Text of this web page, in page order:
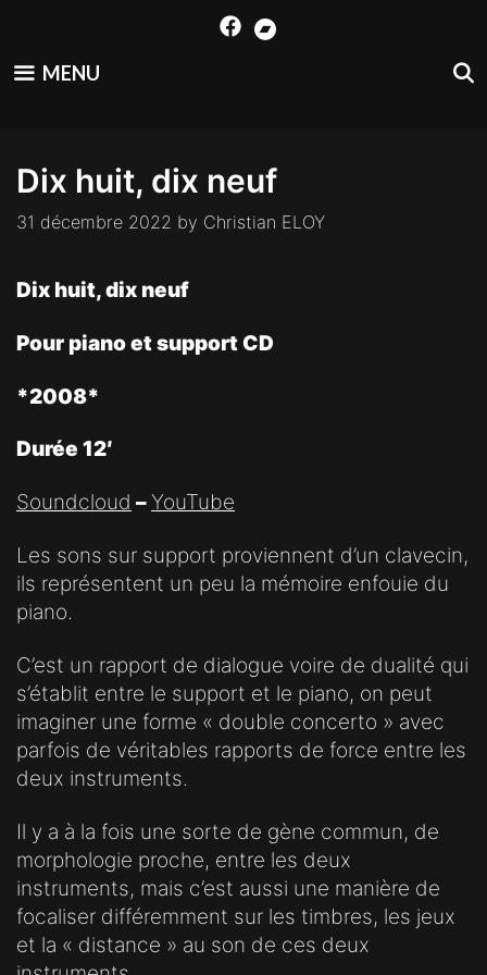
content
MENU
Dix huit, dix neuf
31 décembre 2022 by Christian ELOY
Dix huit, dix neuf
Pour piano et support CD
*2008*
Durée 12′
Soundcloud –YouTube
Les sons sur support proviennent d’un clavecin,
ils représentent un peu la mémoire enfouie du
piano.
C’est un rapport de dialogue voire de dualité qui
s’établit entre le support et le piano, on peut
imaginer une forme « double concerto » avec
parfois de véritables rapports de force entre les
deux instruments.
Il y a à la fois une sorte de gène commun, de
morphologie proche, entre les deux
instruments, mais c’est aussi une manière de
focaliser différemment sur les timbres, les jeux
et la « distance » au son de ces deux